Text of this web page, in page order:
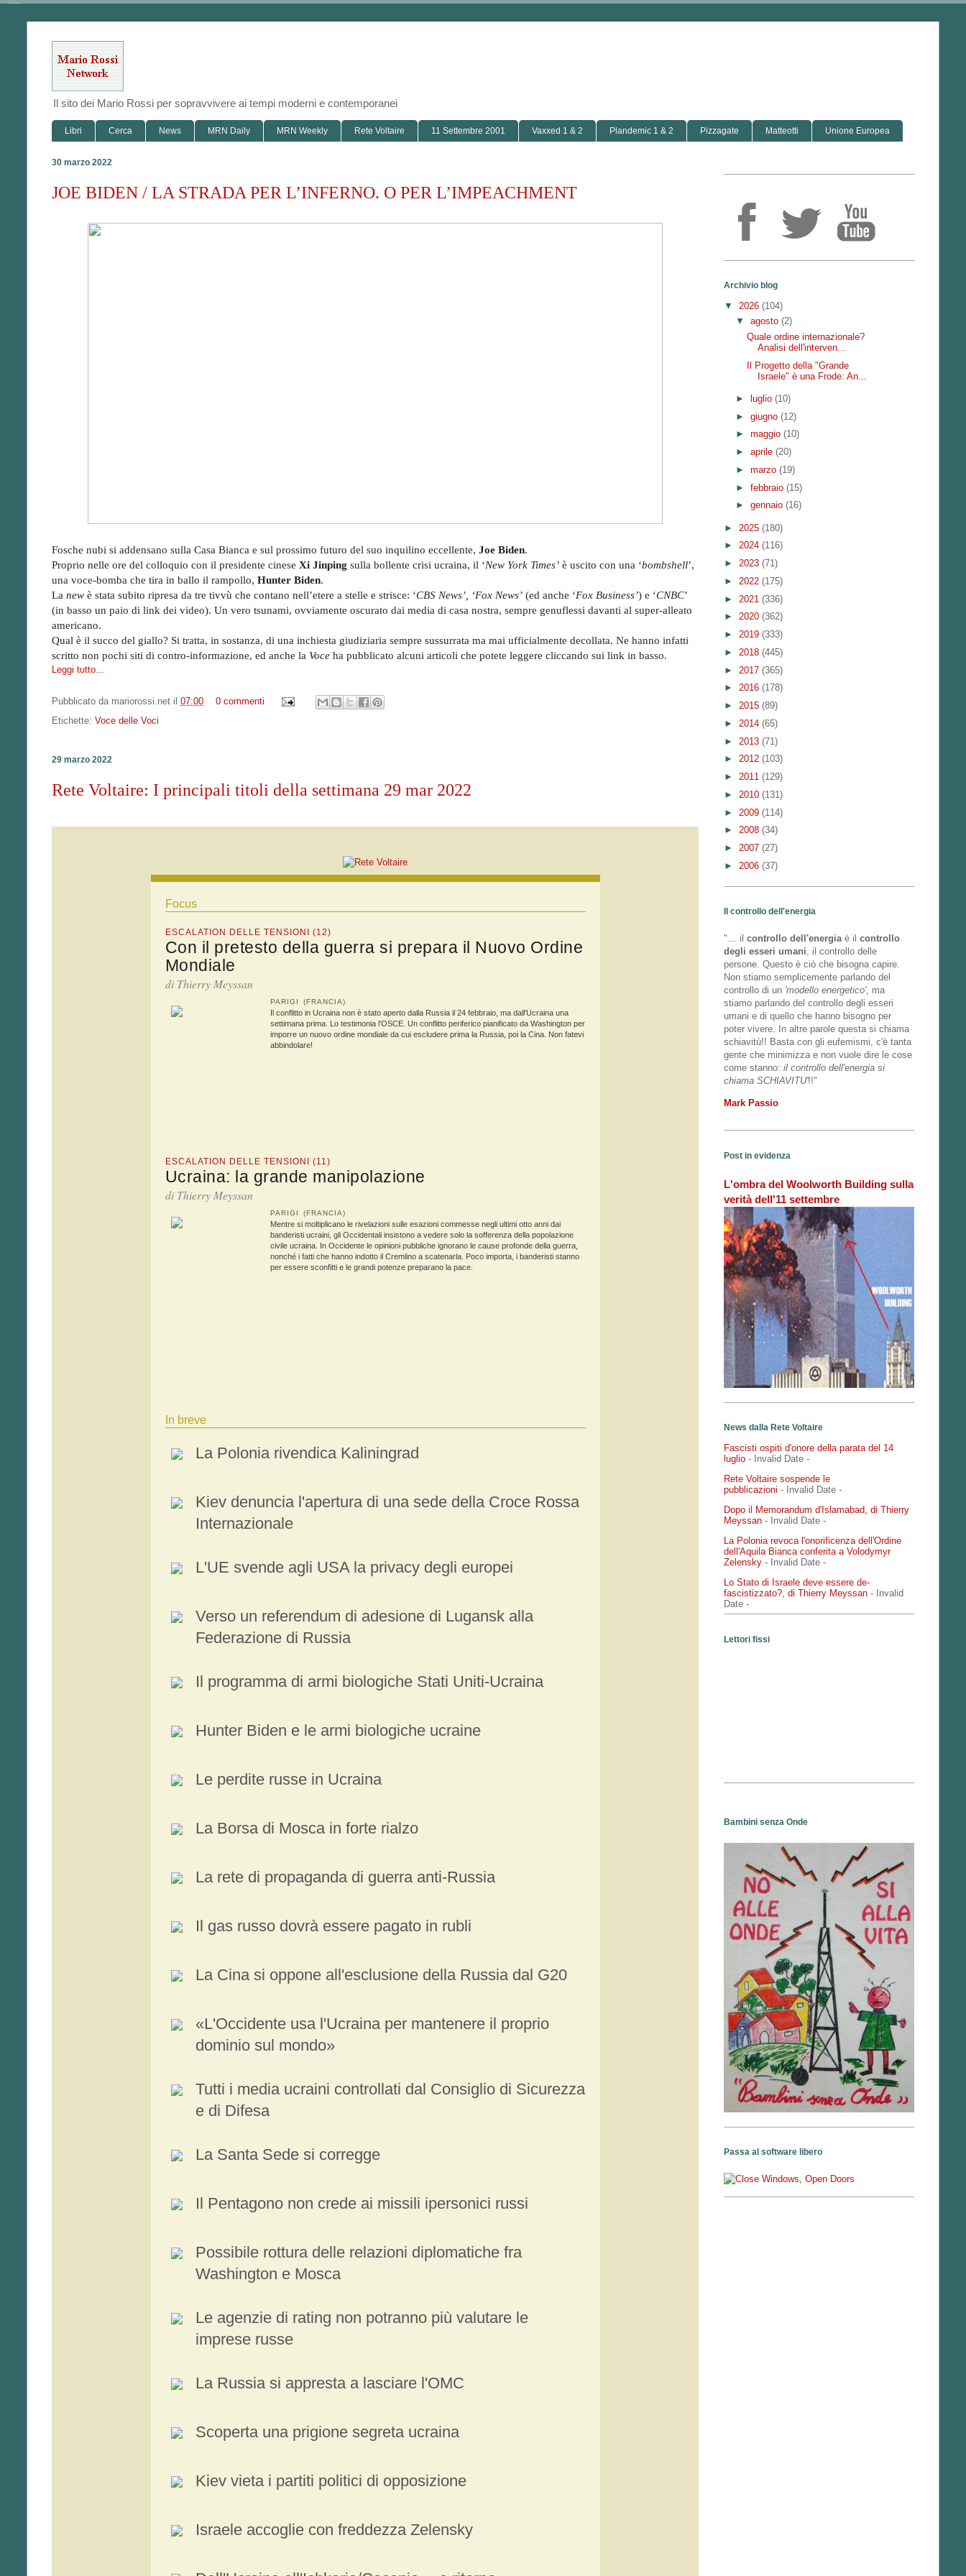
Il sito dei Mario Rossi per sopravvivere ai tempi moderni e contemporanei
Libri Cerca News MRN Daily MRN Weekly Rete Voltaire 11 Settembre 2001 Vaxxed 1 & 2 Plandemic 1 & 2 Pizzagate Matteotti Unione Europea
30 marzo 2022
JOE BIDEN / LA STRADA PER L’INFERNO. O PER L’IMPEACHMENT
Fosche nubi si addensano sulla Casa Bianca e sul prossimo futuro del suo inquilino eccellente, Joe Biden.
Proprio nelle ore del colloquio con il presidente cinese Xi Jinping sulla bollente crisi ucraina, il ‘New York Times’ è uscito con una ‘bombshell’,
una voce-bomba che tira in ballo il rampollo, Hunter Biden.
La new è stata subito ripresa da tre tivvù che contano nell’etere a stelle e strisce: ‘CBS News’, ‘Fox News’ (ed anche ‘Fox Business’) e ‘CNBC’
(in basso un paio di link dei video). Un vero tsunami, ovviamente oscurato dai media di casa nostra, sempre genuflessi davanti al super-alleato
americano.
Qual è il succo del giallo? Si tratta, in sostanza, di una inchiesta giudiziaria sempre sussurrata ma mai ufficialmente decollata. Ne hanno infatti
scritto non pochi siti di contro-informazione, ed anche la Voce ha pubblicato alcuni articoli che potete leggere cliccando sui link in basso.
Leggi tutto...
Pubblicato da mariorossi.net il 07:00
0 commenti
Etichette: Voce delle Voci
29 marzo 2022
Rete Voltaire: I principali titoli della settimana 29 mar 2022
Focus
ESCALATION DELLE TENSIONI (12)
Con il pretesto della guerra si prepara il Nuovo Ordine
Mondiale
di Thierry Meyssan
PARIGI (FRANCIA)
Il conflitto in Ucraina non è stato aperto dalla Russia il 24 febbraio, ma dall'Ucraina una
settimana prima. Lo testimonia l'OSCE. Un conflitto periferico pianificato da Washington per
imporre un nuovo ordine mondiale da cui escludere prima la Russia, poi la Cina. Non fatevi
abbindolare!
ESCALATION DELLE TENSIONI (11)
Ucraina: la grande manipolazione
di Thierry Meyssan
PARIGI (FRANCIA)
Mentre si moltiplicano le rivelazioni sulle esazioni commesse negli ultimi otto anni dai
banderisti ucraini, gli Occidentali insistono a vedere solo la sofferenza della popolazione
civile ucraina. In Occidente le opinioni pubbliche ignorano le cause profonde della guerra,
nonché i fatti che hanno indotto il Cremlino a scatenarla. Poco importa, i banderisti stanno
per essere sconfitti e le grandi potenze preparano la pace.
In breve
La Polonia rivendica Kaliningrad
Kiev denuncia l'apertura di una sede della Croce Rossa
Internazionale
L'UE svende agli USA la privacy degli europei
Verso un referendum di adesione di Lugansk alla
Federazione di Russia
Il programma di armi biologiche Stati Uniti-Ucraina
Hunter Biden e le armi biologiche ucraine
Le perdite russe in Ucraina
La Borsa di Mosca in forte rialzo
La rete di propaganda di guerra anti-Russia
Il gas russo dovrà essere pagato in rubli
La Cina si oppone all'esclusione della Russia dal G20
«L'Occidente usa l'Ucraina per mantenere il proprio
dominio sul mondo»
Tutti i media ucraini controllati dal Consiglio di Sicurezza
e di Difesa
La Santa Sede si corregge
Il Pentagono non crede ai missili ipersonici russi
Possibile rottura delle relazioni diplomatiche fra
Washington e Mosca
Le agenzie di rating non potranno più valutare le
imprese russe
La Russia si appresta a lasciare l'OMC
Scoperta una prigione segreta ucraina
Kiev vieta i partiti politici di opposizione
Israele accoglie con freddezza Zelensky
Archivio blog
▼ 2026 (104)
▼ agosto (2)
Quale ordine internazionale?
Analisi dell'interven...
Il Progetto della "Grande
Israele" è una Frode: An...
► luglio (10)
► giugno (12)
► maggio (10)
► aprile (20)
► marzo (19)
► febbraio (15)
► gennaio (16)
► 2025 (180)
► 2024 (116)
► 2023 (71)
► 2022 (175)
► 2021 (336)
► 2020 (362)
► 2019 (333)
► 2018 (445)
► 2017 (365)
► 2016 (178)
► 2015 (89)
► 2014 (65)
► 2013 (71)
► 2012 (103)
► 2011 (129)
► 2010 (131)
► 2009 (114)
► 2008 (34)
► 2007 (27)
► 2006 (37)
Il controllo dell'energia
"… il controllo dell'energiaè il controllo
degli esseri umani, il controllo delle
persone. Questo è ciò che bisogna capire.
Non stiamo semplicemente parlando del
controllo di un 'modello energetico', ma
stiamo parlando del controllo degli esseri
umani e di quello che hanno bisogno per
poter vivere. In altre parole questa si chiama
schiavitù!! Basta con gli eufemismi, c'è tanta
gente che minimizza e non vuole dire le cose
come stanno: il controllo dell'energia si
chiama SCHIAVITU'!!"
Mark Passio
Post in evidenza
L'ombra del Woolworth Building sulla
verità dell'11 settembre
News dalla Rete Voltaire
Fascisti ospiti d'onore della parata del 14
luglio - Invalid Date -
Rete Voltaire sospende le
pubblicazioni - Invalid Date -
Dopo il Memorandum d'Islamabad, di Thierry
Meyssan - Invalid Date -
La Polonia revoca l'onorificenza dell'Ordine
dell'Aquila Bianca conferita a Volodymyr
Zelensky - Invalid Date -
Lo Stato di Israele deve essere de-
fascistizzato?, di Thierry Meyssan - Invalid
Date -
Lettori fissi
Bambini senza Onde
Passa al software libero